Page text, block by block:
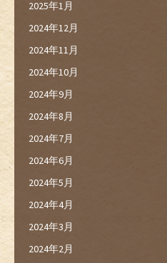
2025年1月
2024年12月
2024年11月
2024年10月
2024年9月
2024年8月
2024年7月
2024年6月
2024年5月
2024年4月
2024年3月
2024年2月